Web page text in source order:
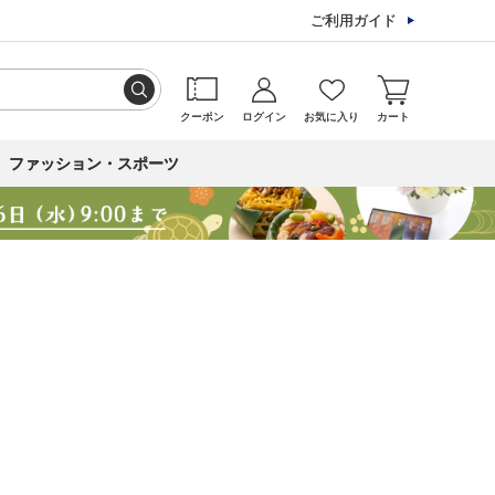
ご利用ガイド
クーポン ログイン お気に入り カート
ファッション・スポーツ